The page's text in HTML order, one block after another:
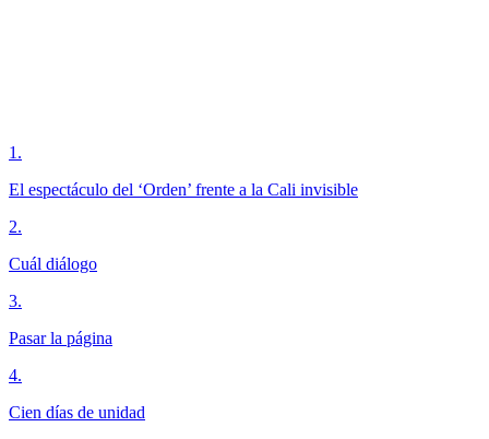
1 .
El espectáculo del ‘Orden’ frente a la Cali invisible
2.
Cuál diálogo
3.
Pasar la página
4.
Cien días de unidad